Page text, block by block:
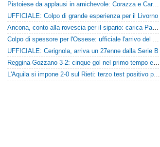
Pistoiese da applausi in amichevole: Corazza e Cardelli piegano lo Scandicci per 1-0
UFFICIALE: Colpo di grande esperienza per il Livorno
Ancona, conto alla rovescia per il sipario: carica Pandolfi e risposta da record degli abbonati
Colpo di spessore per l'Ossese: ufficiale l'arrivo del difensore Riccardo Idda
UFFICIALE: Cerignola, arriva un 27enne dalla Serie B
Reggina-Gozzano 3-2: cinque gol nel primo tempo e secondo successo per la squadra di Marchionni
L'Aquila si impone 2-0 sul Rieti: terzo test positivo per la squadra di Andreucci